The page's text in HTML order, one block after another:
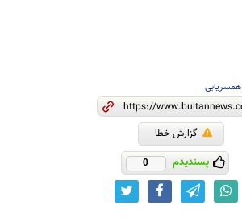
همسریابی
گزارش خطا
پسندیدم 0